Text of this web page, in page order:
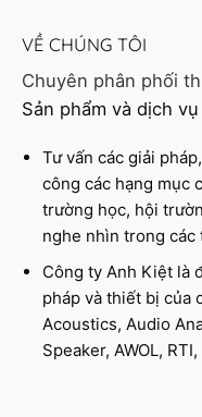
VỀ CHÚNG TÔI
Chuyên phân phối
Sản phẩm và dịch
Tư vấn các giải
công các hạng mục
trường học, hội
nghe nhìn trong các
Công ty Anh Kiệt là
pháp và thiết bị của
Acoustics, Audio
Speaker, AWOL,